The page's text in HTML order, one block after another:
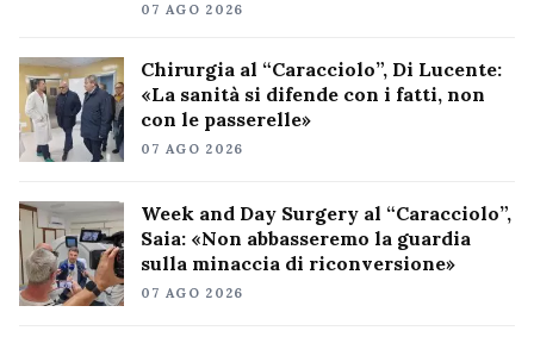
07 AGO 2026
Chirurgia al “Caracciolo”, Di Lucente:
«La sanità si difende con i fatti, non
con le passerelle»
07 AGO 2026
Week and Day Surgery al “Caracciolo”,
Saia: «Non abbasseremo la guardia
sulla minaccia di riconversione»
07 AGO 2026